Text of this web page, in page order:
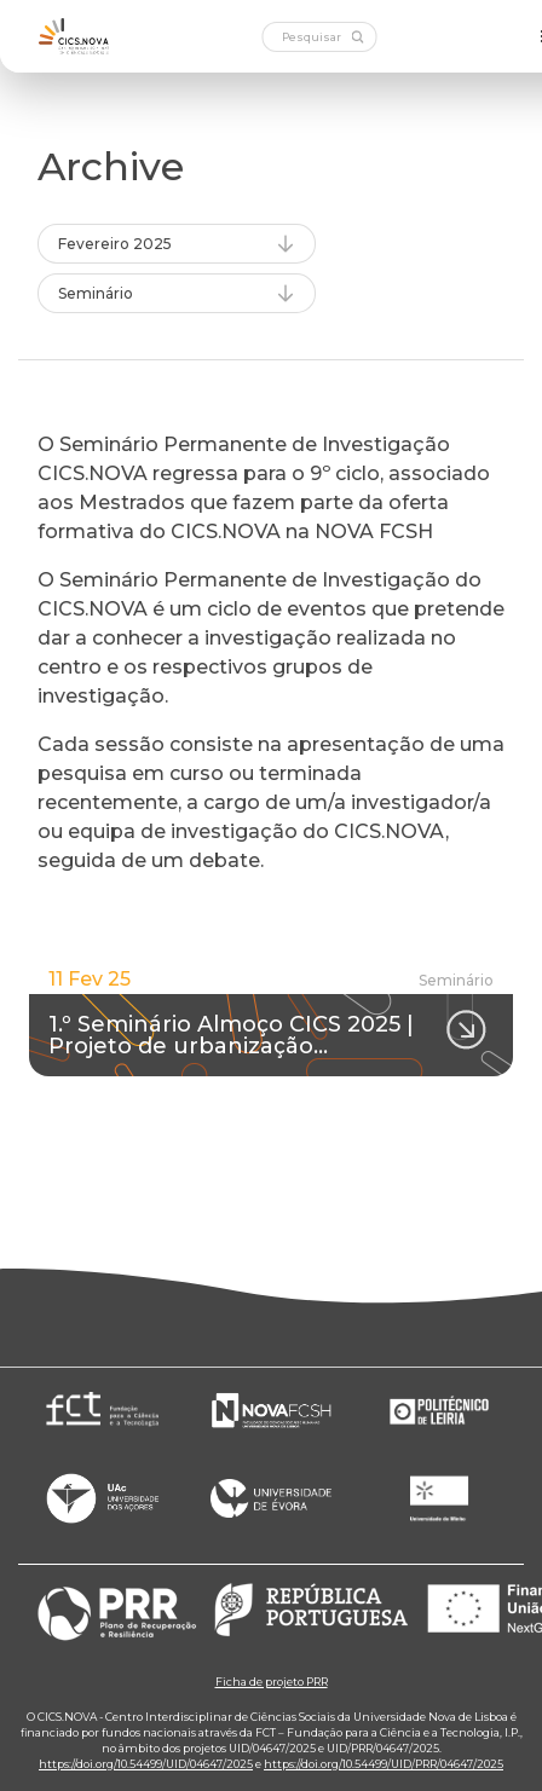
Archive
Fevereiro 2025
Seminário
O Seminário Permanente de Investigação
CICS.NOVA regressa para o 9º ciclo, associado
aos Mestrados que fazem parte da oferta
formativa do CICS.NOVA na NOVA FCSH
O Seminário Permanente de Investigação do
CICS.NOVA é um ciclo de eventos que pretende
dar a conhecer a investigação realizada no
centro e os respectivos grupos de
investigação.
Cada sessão consiste na apresentação de uma
pesquisa em curso ou terminada
recentemente, a cargo de um/a investigador/a
ou equipa de investigação do CICS.NOVA,
seguida de um debate.
11 Fev 25 Seminário
1.º Seminário Almoço CICS 2025 |
Projeto de urbanização…
Ficha de projeto PRR
O CICS.NOVA - Centro Interdisciplinar de Ciências Sociais da Universidade Nova de Lisboa é
financiado por fundos nacionais através da FCT – Fundação para a Ciência e a Tecnologia, I.P.,
no âmbito dos projetos UID/04647/2025 e UID/PRR/04647/2025.
https://doi.org/10.54499/UID/04647/2025e https://doi.org/10.54499/UID/PRR/04647/2025